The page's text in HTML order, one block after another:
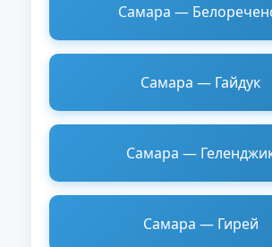
Самара —
Самара — Гайдук
Самара —
Самара — Гирей